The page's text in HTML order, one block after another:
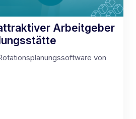
Arbeitgeber
von